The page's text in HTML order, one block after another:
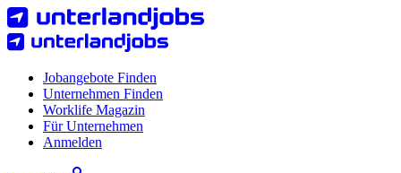
Jobangebote Finden
Unternehmen Finden
Worklife Magazin
Für Unternehmen
Anmelden